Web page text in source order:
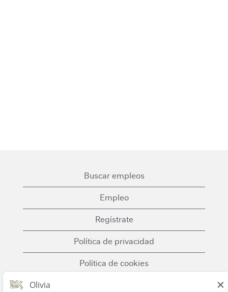
Buscar empleos
Empleo
Regístrate
Política de privacidad
Política de cookies